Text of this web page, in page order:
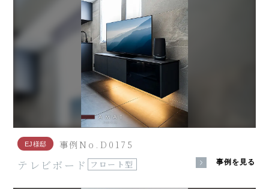
EJ様邸 事例No.D0175
テレビボード フロート型 事例を見る